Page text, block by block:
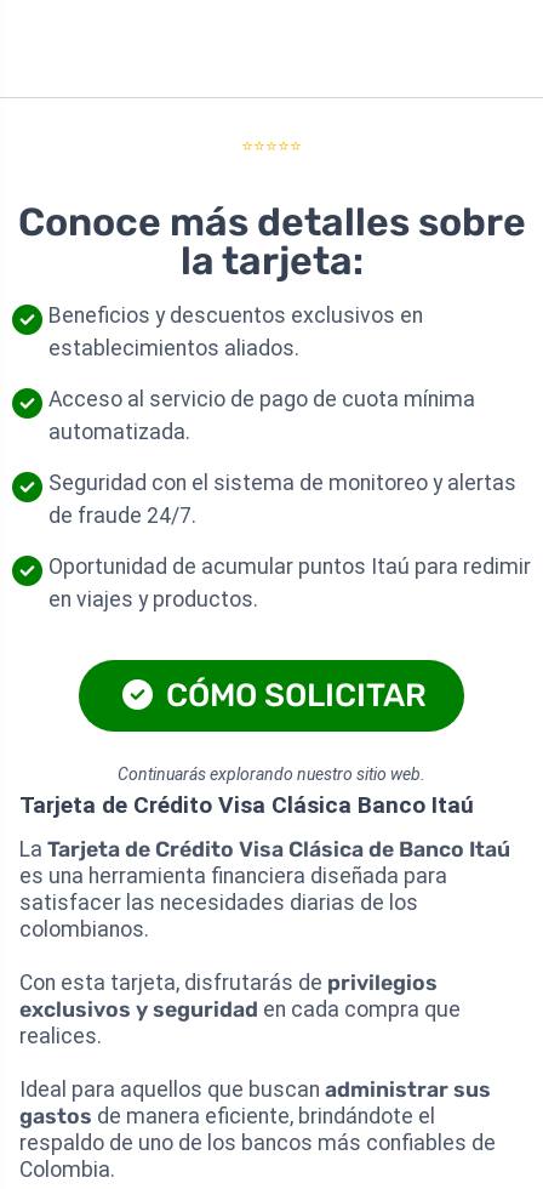
⭐⭐⭐⭐⭐
Conoce más detalles sobre
la tarjeta:
Beneficios y descuentos exclusivos en
establecimientos aliados.
Acceso al servicio de pago de cuota mínima
automatizada.
Seguridad con el sistema de monitoreo y alertas
de fraude 24/7.
Oportunidad de acumular puntos Itaú para redimir
en viajes y productos.
CÓMO SOLICITAR
Continuarás explorando nuestro sitio web.
Tarjeta de Crédito Visa Clásica Banco Itaú
La Tarjeta de Crédito Visa Clásica de Banco Itaú
es una herramienta financiera diseñada para
satisfacer las necesidades diarias de los
colombianos.
Con esta tarjeta, disfrutarás de privilegios
exclusivos y seguridad en cada compra que
realices.
Ideal para aquellos que buscan administrar sus
gastos de manera eficiente, brindándote el
respaldo de uno de los bancos más confiables de
Colombia.